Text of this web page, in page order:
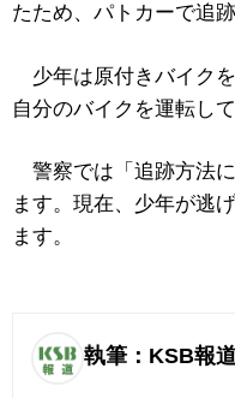
たため、パトカーで追
少年は原付きバイクを
自分のバイクを運転して
警察では「追跡方法
ます。現在、少年が逃
ます。
執筆：KSB報